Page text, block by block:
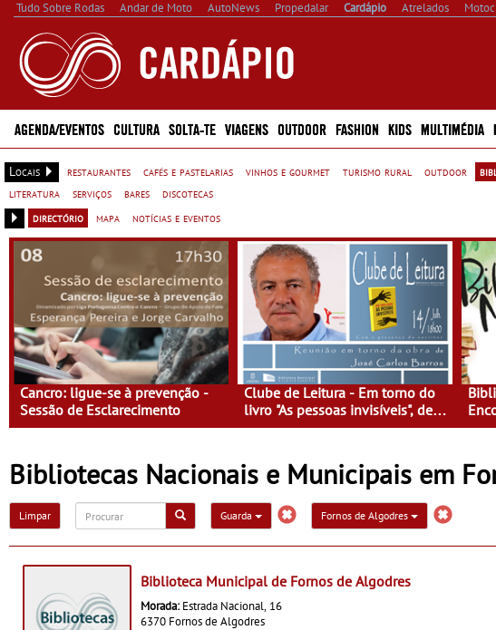
Tudo Sobre Rodas Andar de Moto AutoNews Propedalar Cardápio Atrelados
AGENDA/EVENTOS CULTURA SOLTA-TE VIAGENS OUTDOOR FASHION KIDS MULTIMÉDIA
Locais restaurantes cafés e pastelarias vinhos e gourmet turismo rural outdoor
literatura
serviços bares
discotecas
directório
mapa notícias e eventos
Cancro: ligue-se à prevenção -
Sessão de Esclarecimento
Clube de Leitura - Em torno do
livro "As pessoas invisíveis", de
José Carlos Barros
do
Bibliotecas Nacionais e Municipais em
Limpar Guarda Fornos de Algodres
Biblioteca Municipal de Fornos de Algodres
Morada: Estrada Nacional, 16
6370 Fornos de Algodres